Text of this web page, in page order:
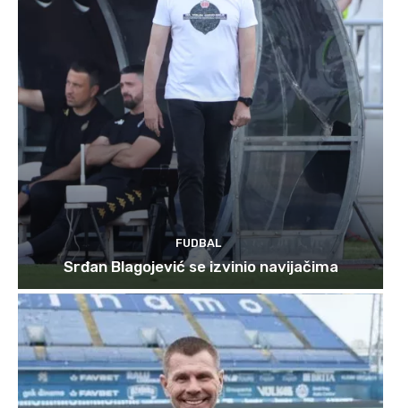
FUDBAL
Srđan Blagojević se izvinio navijačima